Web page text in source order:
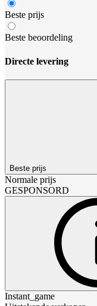
Beste prijs
Beste beoordeling
Directe levering
Beste prijs
Normale prijs
GESPONSORD
Instant_game